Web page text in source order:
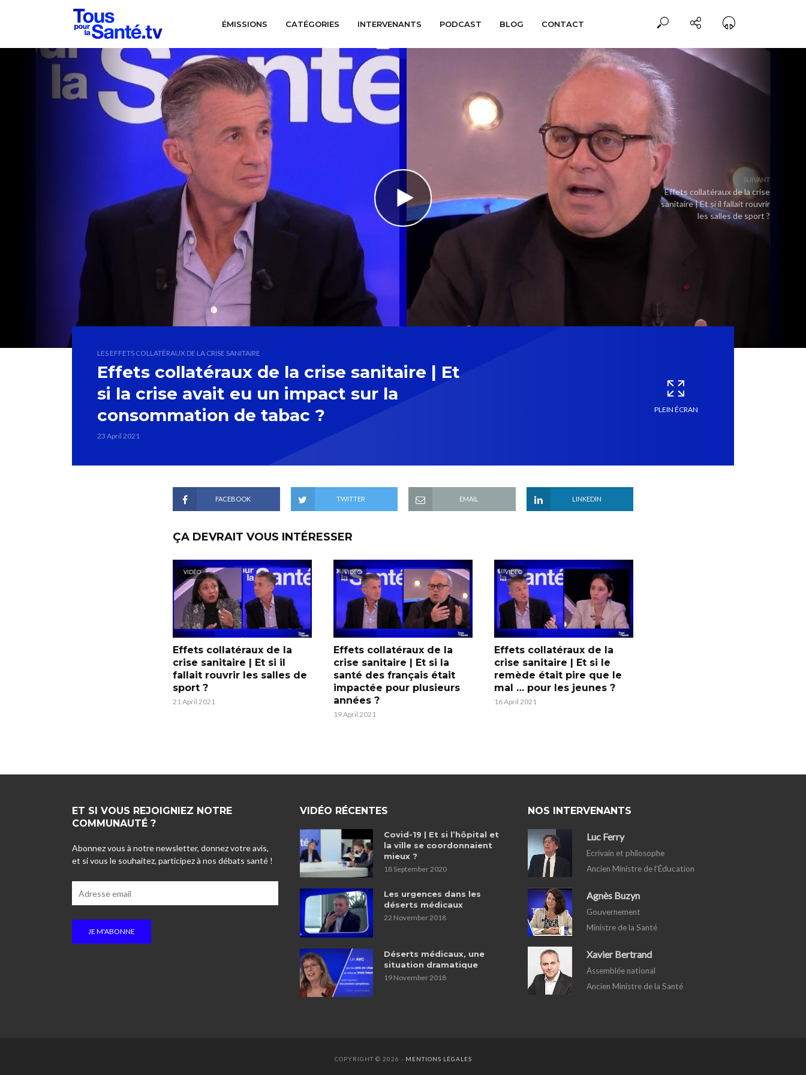
ÉMISSIONS CATÉGORIES INTERVENANTS PODCAST BLOG CONTACT
SUIVANT
Effets collatéraux de la crise
sanitaire | Et si il fallait rouvrir
les salles de sport ?
LES EFFETS COLLATÉRAUX DE LA CRISE SANITAIRE
Effets collatéraux de la crise sanitaire | Et
si la crise avait eu un impact sur la
consommation de tabac ?
23 April 2021
PLEIN ÉCRAN
FACEBOOK TWITTER EMAIL LINKEDIN
ÇA DEVRAIT VOUS INTÉRESSER
VIDÉO
Effets collatéraux de la
crise sanitaire | Et si il
fallait rouvrir les salles de
sport ?
21 April 2021
VIDÉO
Effets collatéraux de la
crise sanitaire | Et si la
santé des français était
impactée pour plusieurs
années ?
19 April 2021
VIDÉO
Effets collatéraux de la
crise sanitaire | Et si le
remède était pire que le
mal … pour les jeunes ?
16 April 2021
ET SI VOUS REJOIGNIEZ NOTRE
COMMUNAUTÉ ?
Abonnez vous à notre newsletter, donnez votre avis,
et si vous le souhaitez, participez à nos débats santé !
VIDÉO RÉCENTES
Covid-19 | Et si l’hôpital et
la ville se coordonnaient
mieux ?
18 September 2020
Les urgences dans les
déserts médicaux
22 November 2018
Déserts médicaux, une
situation dramatique
19 November 2018
NOS INTERVENANTS
Luc Ferry
Ecrivain et philosophe
Ancien Ministre de l’Éducation
Agnès Buzyn
Gouvernement
Ministre de la Santé
Xavier Bertrand
Assemblée national
Ancien Ministre de la Santé
COPYRIGHT © 2026 - MENTIONS LÉGALES